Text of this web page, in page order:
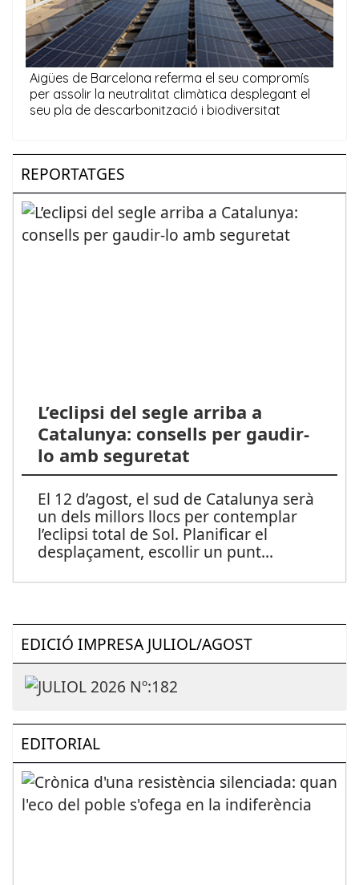
REPORTATGES
L’eclipsi del segle arriba a
Catalunya: consells per gaudir-
lo amb seguretat
El 12 d’agost, el sud de Catalunya serà
un dels millors llocs per contemplar
l’eclipsi total de Sol. Planificar el
desplaçament, escollir un punt...
EDICIÓ IMPRESA JULIOL/AGOST
EDITORIAL